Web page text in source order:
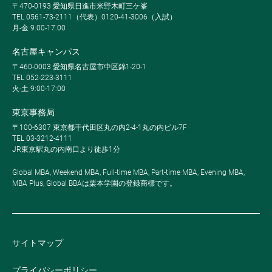
〒470-0193 愛知県日進市米野木町三ケ峯
TEL 0561-73-2111（代表）0120-41-3006（入試）
月-金 9:00-17:00
名古屋キャンパス
〒460-0003 愛知県名古屋市中区錦1-20-1
TEL 052-223-3111
火-土 9:00-17:00
東京事務局
〒100-6307 東京都千代田区丸の内2-4-1丸の内ビル7F
TEL 03-3212-4111
JR東京駅丸の内南口より徒歩1分
Global MBA, Weekend MBA, Full-time MBA, Part-time MBA, Evening MBA,
MBA Plus, Global BBAは栗本学園の登録商標です。
サイトマップ